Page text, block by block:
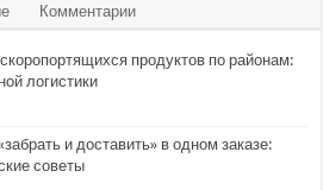
Комментарии
продуктов по районам:
логистики
и доставить» в одном заказе:
советы